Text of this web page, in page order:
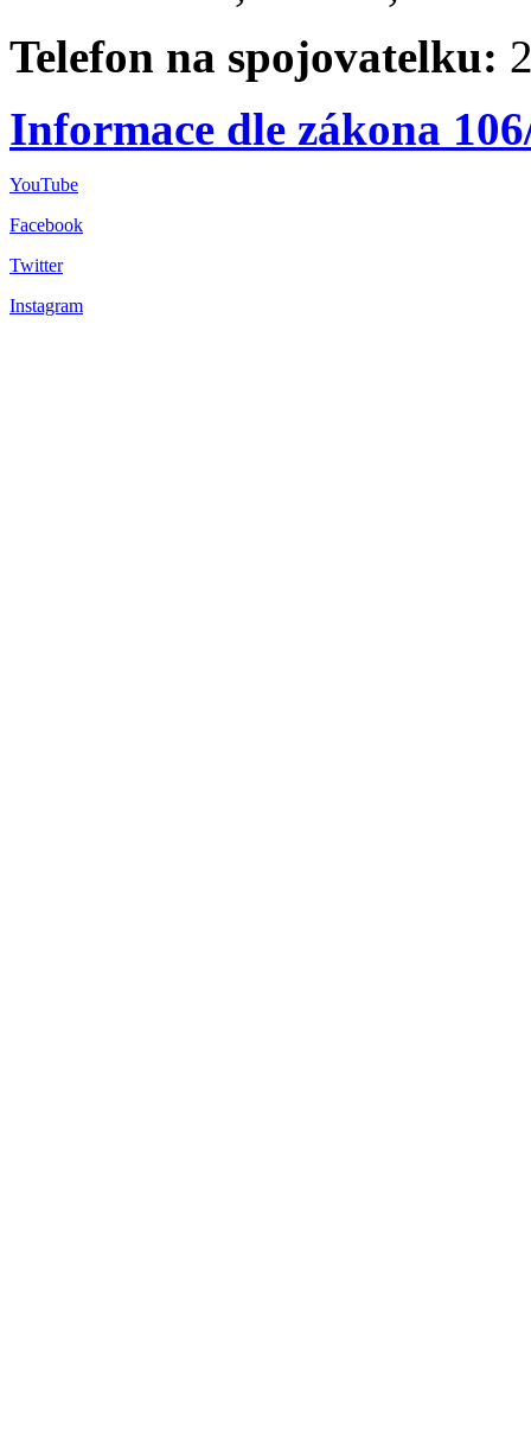
Telefon na spojovatelku:
Informace dle zákona
YouTube
Facebook
Twitter
Instagram